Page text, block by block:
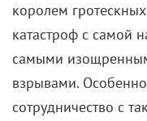
королем
катастроф с самой
самыми
взрывами.
сотрудничество с